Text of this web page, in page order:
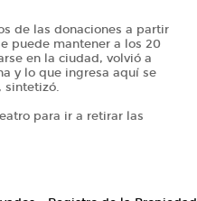
de las donaciones a partir
puede mantener a los 20
en la ciudad, volvió a
y lo que ingresa aquí se
sintetizó.
para ir a retirar las